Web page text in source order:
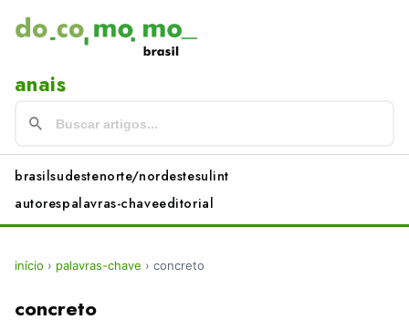
anais
brasilsudestenorte/nordestesulint
autorespalavras-chaveeditorial
início › palavras-chave › concreto
concreto